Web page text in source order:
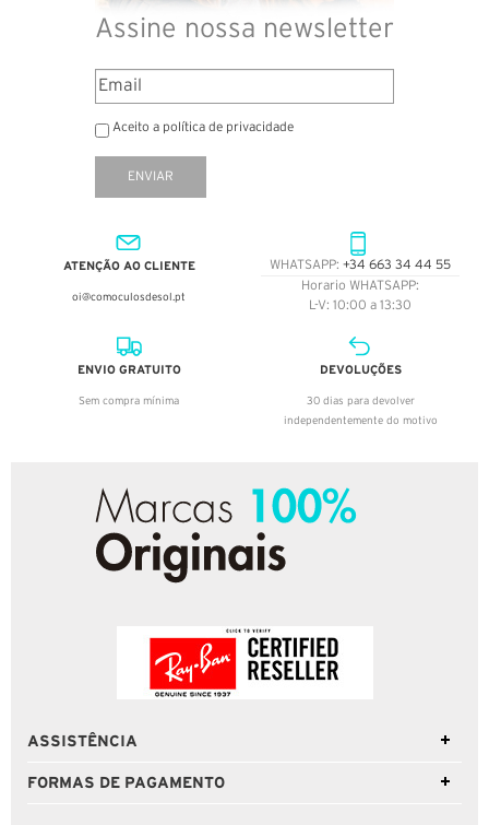
Assine nossa newsletter
Aceito a política de privacidade
ENVIAR
ATENÇÃO AO CLIENTE
oi@comoculosdesol.pt
WHATSAPP: +34 663 34 44 55
Horario WHATSAPP:
L-V: 10:00 a 13:30
ENVIO GRATUITO
Sem compra mínima
DEVOLUÇÕES
30 dias para devolver
independentemente do motivo
ASSISTÊNCIA
FORMAS DE PAGAMENTO